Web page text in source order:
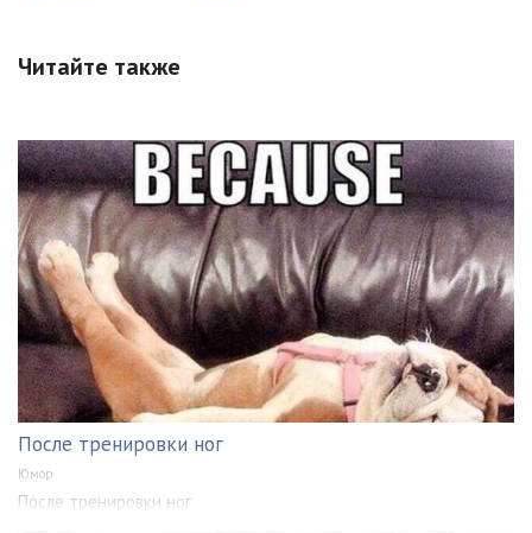
Читайте также
После тренировки ног
Юмор
После тренировки ног